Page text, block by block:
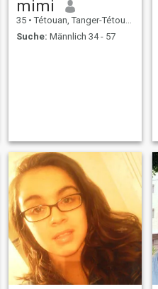
mimi
35 • Tétouan, Tanger-Tétouan, Marokko
Suche: Männlich 34 - 57